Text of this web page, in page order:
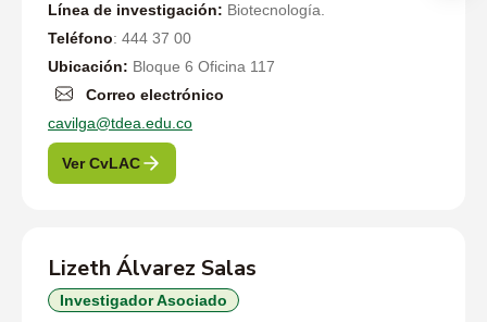
Línea de investigación: Biotecnología.
Teléfono: 444 37 00
Ubicación: Bloque 6 Oficina 117
Correo electrónico
cavilga@tdea.edu.co
Ver CvLAC
Lizeth Álvarez Salas
Investigador Asociado